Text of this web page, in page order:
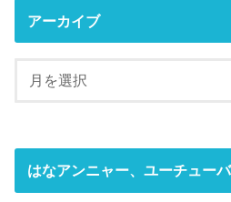
アーカイブ
はなアンニャー、ユーチュー